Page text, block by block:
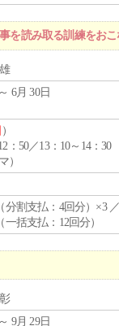
を読み取る訓練をおこ
6月 30日
）
：50／13：10～14：30
）
分割支払：4回分）×3
一括支払：12回分）
9月 29日